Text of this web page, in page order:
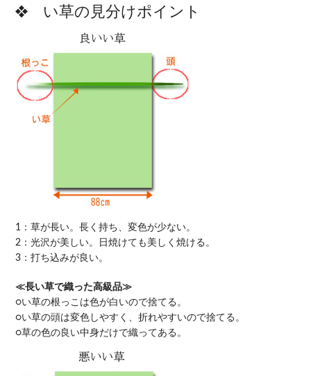
い草の見分けポイント
1：草が長い。長く持ち、変色が少ない。
2：光沢が美しい。日焼けても美しく焼ける。
3：打ち込みが良い。
≪長い草で織った高級品≫
○い草の根っこは色が白いので捨てる。
○い草の頭は変色しやすく、折れやすいので捨てる。
○草の色の良い中身だけで織ってある。